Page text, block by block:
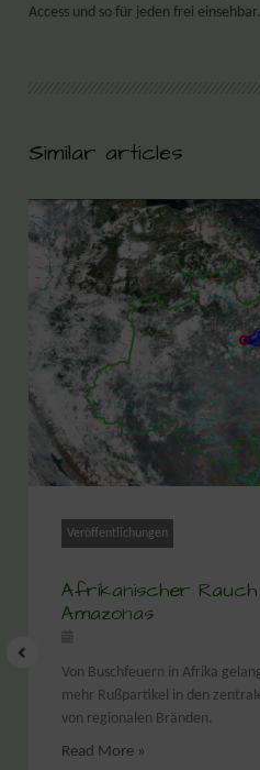
Access und so für jeden frei einsehbar.
Similar articles
Veröffentlichungen
Afrikanischer
Amazonas
Von Buschfeuern in Afrika
mehr Rußpartikel in den
von regionalen Bränden.
Read More »